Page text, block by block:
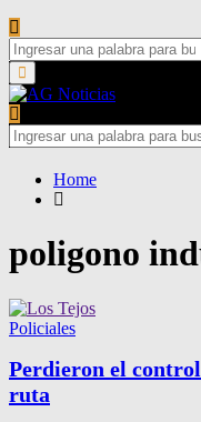
Search
for:Primary
Menu
Search
for:
Home
poligono
Policiales
Perdieron el
ruta